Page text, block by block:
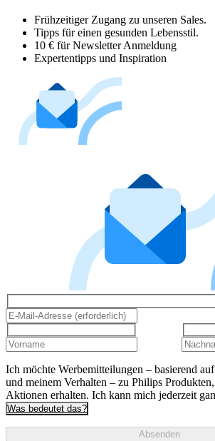
Frühzeitiger Zugang zu unseren Sales.
Tipps für einen gesunden Lebensstil.
10 € für Newsletter Anmeldung
Expertentipps und Inspiration
Ich möchte Werbemitteilungen – basierend
und meinem Verhalten – zu Philips
Aktionen erhalten. Ich kann mich jederzeit
Was bedeutet das?
Absenden